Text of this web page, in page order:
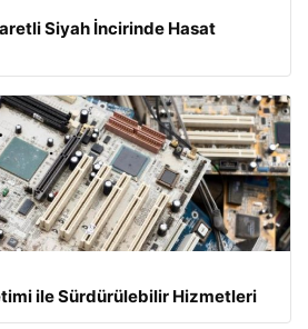
Siyah İncirinde Hasat
ile Sürdürülebilir Hizmetleri